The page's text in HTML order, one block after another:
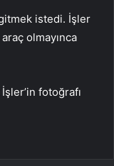
istedi. İşler
olmayınca
fotoğrafı